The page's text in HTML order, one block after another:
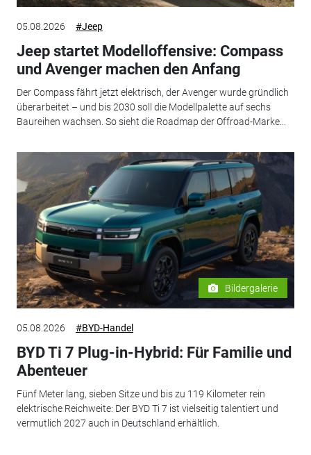
05.08.2026 #Jeep
Jeep startet Modelloffensive: Compass
und Avenger machen den Anfang
Der Compass fährt jetzt elektrisch, der Avenger wurde gründlich
überarbeitet – und bis 2030 soll die Modellpalette auf sechs
Baureihen wachsen. So sieht die Roadmap der Offroad-Marke...
Bildergalerie
05.08.2026 #BYD-Handel
BYD Ti 7 Plug-in-Hybrid: Für Familie und
Abenteuer
Fünf Meter lang, sieben Sitze und bis zu 119 Kilometer rein
elektrische Reichweite: Der BYD Ti 7 ist vielseitig talentiert und
vermutlich 2027 auch in Deutschland erhältlich.